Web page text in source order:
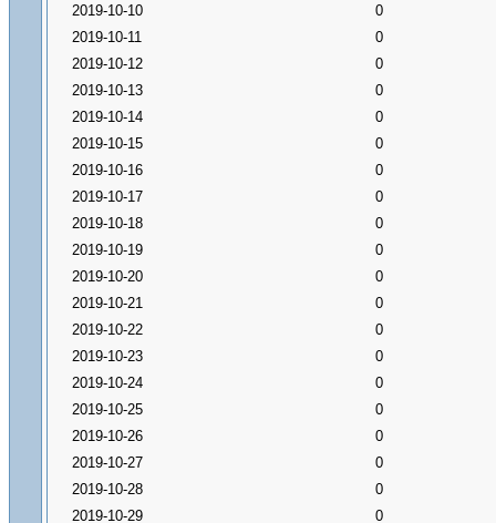
2019-10-10
0
2019-10-11
0
2019-10-12
0
2019-10-13
0
2019-10-14
0
2019-10-15
0
2019-10-16
0
2019-10-17
0
2019-10-18
0
2019-10-19
0
2019-10-20
0
2019-10-21
0
2019-10-22
0
2019-10-23
0
2019-10-24
0
2019-10-25
0
2019-10-26
0
2019-10-27
0
2019-10-28
0
2019-10-29
0